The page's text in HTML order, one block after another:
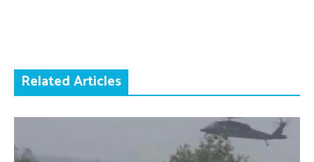
Related Articles